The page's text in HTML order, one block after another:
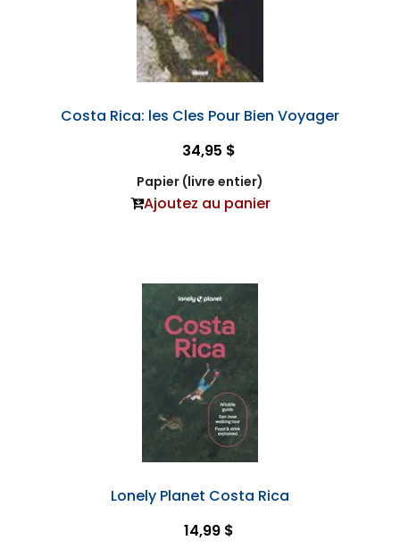
Costa Rica: les Cles Pour Bien Voyager
34,95 $
Papier (livre entier)
Ajoutez au panier
Lonely Planet Costa Rica
14,99 $